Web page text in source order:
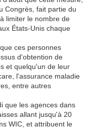
Congrès, fait partie du
limiter le nombre de
États-Unis chaque
ces personnes
d'obtention de
et quelqu'un de leur
l'assurance maladie
entre autres
que les agences dans
allant jusqu'à 20
WIC, et attribuent le